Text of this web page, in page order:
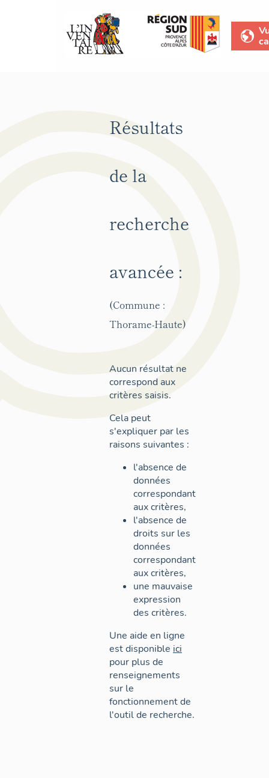
Résultats
de la
recherche
avancée :
(Commune :
Thorame-Haute)
Aucun résultat ne
correspond aux
critères saisis.
Cela peut
s'expliquer par les
raisons suivantes :
l'absence de
données
correspondant
aux critères,
l'absence de
droits sur les
données
correspondant
aux critères,
une mauvaise
expression
des critères.
Une aide en ligne
est disponible ici
pour plus de
renseignements
sur le
fonctionnement de
l'outil de recherche.